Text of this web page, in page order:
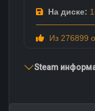
На диске:
Из 276899
Steam